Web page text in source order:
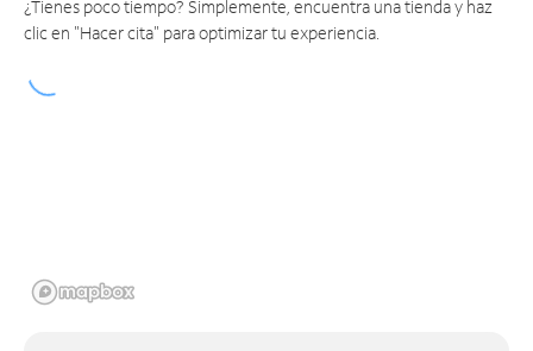
¿Tienes poco tiempo? Simplemente, encuentra una tienda y haz
clic en "Hacer cita" para optimizar tu experiencia.